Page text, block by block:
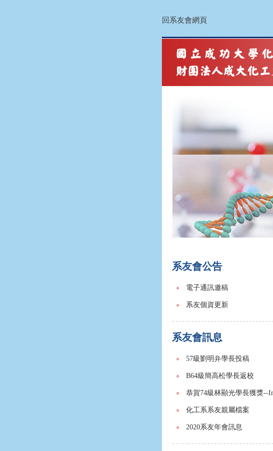
回系友會網頁
系友會公告
電子通訊邀稿
系友個資更新
系友會訊息
57級劉明弁學長投稿
B64級簡高松學長返校
恭賀74級林顯光學長獲獎--
化工系系友親屬檔案
2020系友年會訊息